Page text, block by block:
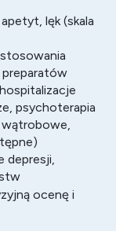
lęk (skala
psychoterapia
wątrobowe,
depresji,
ocenę i